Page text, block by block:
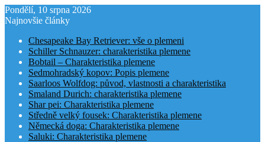
Pondělí, 10 srpna 2026
Najnovšie články
Chesapeake Bay Retriever: vše o plemeni
Schiller Schnauzer: charakteristika plemene
Bobtail – Charakteristika plemene
Sedmohradský kopov: Popis plemene
Saarloos Wolfdog: původ, vlastnosti a charakteristika
Smaland Durich: charakteristika plemene
Shar pei: Charakteristika plemene
Středně velký fousek: Charakteristika plemene
Německá doga: Charakteristika plemene
Saluki: Charakteristika plemene